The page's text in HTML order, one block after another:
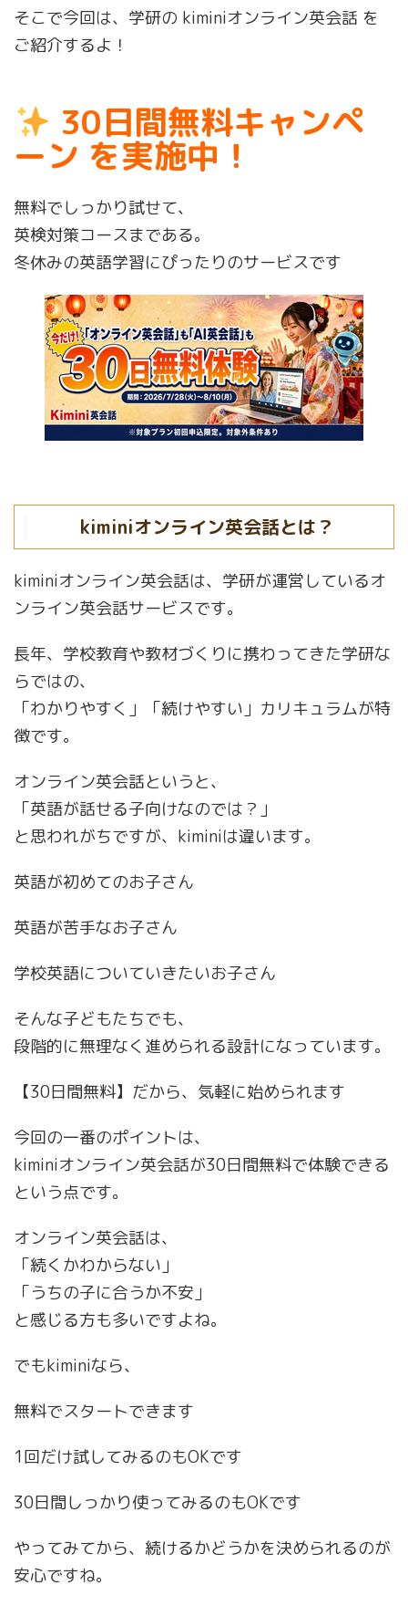
そこで今回は、学研の kiminiオンライン英会話 を
ご紹介するよ！
30日間無料キャンペ
ーン を実施中！
無料でしっかり試せて、
英検対策コースまである。
冬休みの英語学習にぴったりのサービスです
kiminiオンライン英会話とは？
kiminiオンライン英会話は、学研が運営しているオ
ンライン英会話サービスです。
長年、学校教育や教材づくりに携わってきた学研な
らではの、
「わかりやすく」「続けやすい」カリキュラムが特
徴です。
オンライン英会話というと、
「英語が話せる子向けなのでは？」
と思われがちですが、kiminiは違います。
英語が初めてのお子さん
英語が苦手なお子さん
学校英語についていきたいお子さん
そんな子どもたちでも、
段階的に無理なく進められる設計になっています。
【30日間無料】だから、気軽に始められます
今回の一番のポイントは、
kiminiオンライン英会話が30日間無料で体験できる
という点です。
オンライン英会話は、
「続くかわからない」
「うちの子に合うか不安」
と感じる方も多いですよね。
でもkiminiなら、
無料でスタートできます
1回だけ試してみるのもOKです
30日間しっかり使ってみるのもOKです
やってみてから、続けるかどうかを決められるのが
安心ですね。